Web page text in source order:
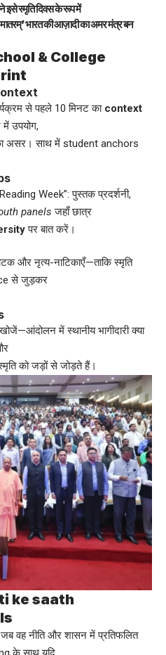
इसे स्मृति दिवस के रूप में
भारत की आज़ादी का अमर मंत्र बन
& College
से पहले 10 मिनट का context
में उपयोग,
असर। साथ में student anchors
Week”: पुस्तक प्रदर्शनी,
panels जहाँ छात्र
पर बात करें।
और नृत्य-नाटिकाएँ—ताकि स्मृति
से जुड़कर
में स्थानीय भागीदारी क्या
को जड़ों से जोड़ते हैं।
ke saath
जब वह नीति और शासन में प्रतिफलित